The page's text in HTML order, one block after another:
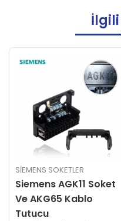
İlgili
SIEMENS SOKETLER
Siemens AGM41 Soket
1.440,78